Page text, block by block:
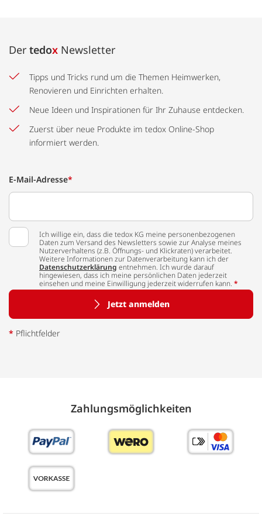
Der tedox Newsletter
Tipps und Tricks rund um die Themen Heimwerken,
Renovieren und Einrichten erhalten.
Neue Ideen und Inspirationen für Ihr Zuhause entdecken.
Zuerst über neue Produkte im tedox Online-Shop
informiert werden.
E-Mail-Adresse*
Ich willige ein, dass die tedox KG meine personenbezogenen
Daten zum Versand des Newsletters sowie zur Analyse meines
Nutzerverhaltens (z.B. Öffnungs- und Klickraten) verarbeitet.
Weitere Informationen zur Datenverarbeitung kann ich der
Datenschutzerklärung entnehmen. Ich wurde darauf
hingewiesen, dass ich meine persönlichen Daten jederzeit
einsehen und meine Einwilligung jederzeit widerrufen kann. *
Jetzt anmelden
* Pflichtfelder
Zahlungs­möglich­keiten